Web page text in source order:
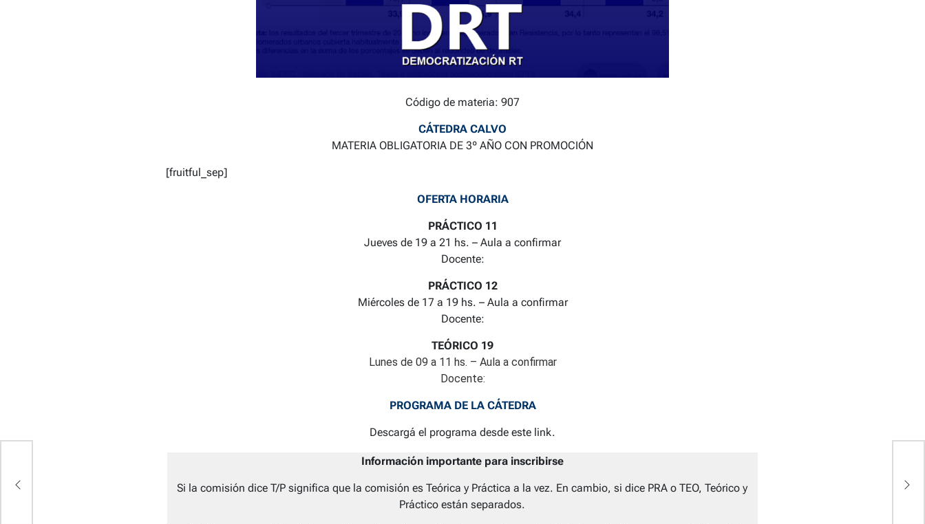
Código de materia: 907
CÁTEDRA CALVO
MATERIA OBLIGATORIA DE 3º AÑO CON PROMOCIÓN
[fruitful_sep]
OFERTA HORARIA
PRÁCTICO 11
Jueves de 19 a 21 hs. – Aula a confirmar
Docente:
PRÁCTICO 12
Miércoles de 17 a 19 hs. – Aula a confirmar
Docente:
TEÓRICO 19
Lunes de 09 a 11 hs. – Aula a confirmar
Docente:
PROGRAMA DE LA CÁTEDRA
Descargá el programa desde este link.
Información importante para inscribirse
Si la comisión dice T/P significa que la comisión es Teórica y Práctica a la vez. En cambio, si dice PRA o TEO, Teórico y
Práctico están separados.